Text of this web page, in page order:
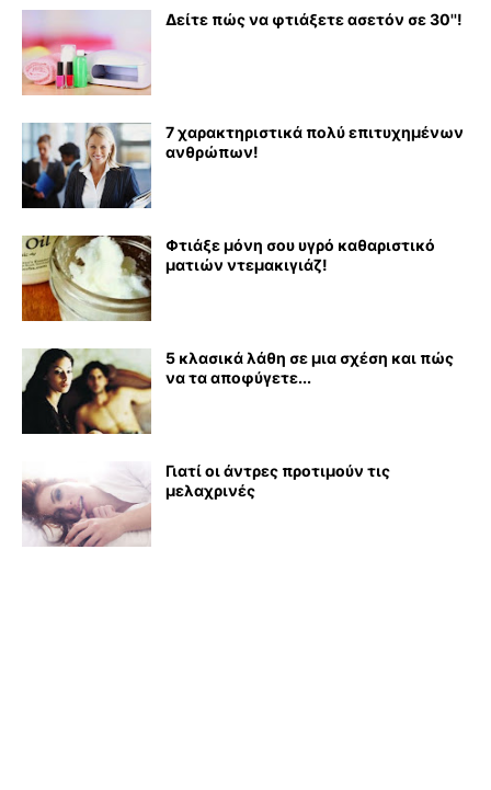
Δείτε πώς να φτιάξετε ασετόν σε 30''!
7 χαρακτηριστικά πολύ επιτυχημένων
ανθρώπων!
Φτιάξε μόνη σου υγρό καθαριστικό
ματιών ντεμακιγιάζ!
5 κλασικά λάθη σε μια σχέση και πώς
να τα αποφύγετε...
Γιατί οι άντρες προτιμούν τις
μελαχρινές